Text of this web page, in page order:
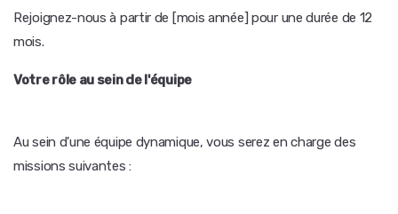
Rejoignez-nous à partir de [mois année] pour une durée de 12
mois.
Votre rôle au sein de l'équipe
Au sein d'une équipe dynamique, vous serez en charge des
missions suivantes :